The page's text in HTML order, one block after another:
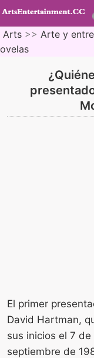
Arts >> Arte y
ovelas
El primer
David Hartman,
sus inicios el 7
septiembre de